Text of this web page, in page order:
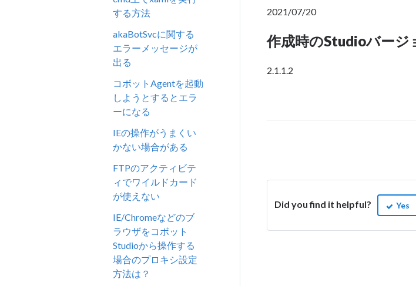
する方法
akaBotSvcに関する
エラーメッセージが
出る
コボットAgentを起動
しようとするとエラ
ーになる
IEの操作がうまくい
かない場合がある
FTPのアクティビテ
ィでワイルドカード
が使えない
IE/Chromeなどのブ
ラウザをコボット
Studioから操作する
場合のプロキシ設定
方法は？
2021/07/20
作成時のStudioバージ
2.1.1.2
Did you find it helpful? Yes